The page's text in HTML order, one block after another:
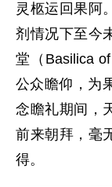
灵柩运回果阿
剂情况下至今
堂（Basilica
公众瞻仰，为
念瞻礼期间，
前来朝拜，毫
得。